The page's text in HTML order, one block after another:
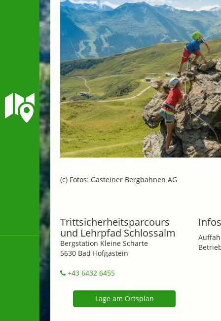
(c) Fotos: Gasteiner Bergbahnen AG
Trittsicherheitsparcours
und Lehrpfad Schlossalm
Bergstation Kleine Scharte
5630 Bad Hofgastein
+43 6432 6455
Lage am Ortsplan